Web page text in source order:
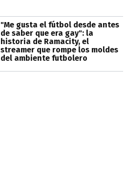
"Me gusta el fútbol desde antes
de saber que era gay": la
historia de Ramacity, el
streamer que rompe los moldes
del ambiente futbolero